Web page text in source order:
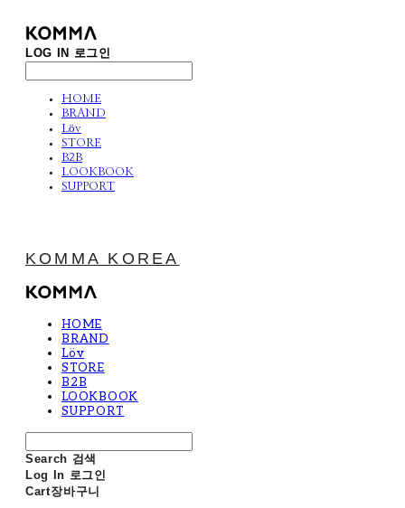
LOG IN 로그인
HOME
BRAND
Löv
STORE
B2B
LOOKBOOK
SUPPORT
KOMMA KOREA
HOME
BRAND
Löv
STORE
B2B
LOOKBOOK
SUPPORT
Search 검색
Log In 로그인
Cart장바구니